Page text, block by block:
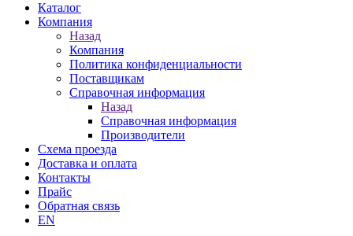
Каталог
Компания
Назад
Компания
Политика конфиденциальности
Поставщикам
Справочная информация
Назад
Справочная информация
Производители
Схема проезда
Доставка и оплата
Контакты
Прайс
Обратная связь
EN